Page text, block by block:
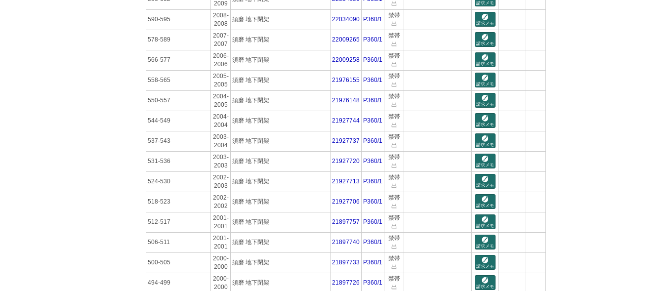
2009
出
請求メモ
590-595
2008-
2008
須磨 地下閉架 22034090 P360/1
禁帯
出
請求メモ
578-589
2007-
2007
須磨 地下閉架 22009265 P360/1
禁帯
出
請求メモ
566-577
2006-
2006
須磨 地下閉架 22009258 P360/1
禁帯
出
請求メモ
558-565
2005-
2005
須磨 地下閉架 21976155 P360/1
禁帯
出
請求メモ
550-557
2004-
2005
須磨 地下閉架 21976148 P360/1
禁帯
出
請求メモ
544-549
2004-
2004
須磨 地下閉架 21927744 P360/1
禁帯
出
請求メモ
537-543
2003-
2004
須磨 地下閉架 21927737 P360/1
禁帯
出
請求メモ
531-536
2003-
2003
須磨 地下閉架 21927720 P360/1
禁帯
出
請求メモ
524-530
2002-
2003
須磨 地下閉架 21927713 P360/1
禁帯
出
請求メモ
518-523
2002-
2002
須磨 地下閉架 21927706 P360/1
禁帯
出
請求メモ
512-517
2001-
2001
須磨 地下閉架 21897757 P360/1
禁帯
出
請求メモ
506-511
2001-
2001
須磨 地下閉架 21897740 P360/1
禁帯
出
請求メモ
500-505
2000-
2000
須磨 地下閉架 21897733 P360/1
禁帯
出
請求メモ
494-499
2000-
2000
須磨 地下閉架 21897726 P360/1
禁帯
出
請求メモ